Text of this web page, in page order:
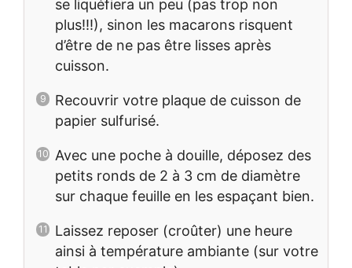
se liquéfiera un peu (pas trop non
plus!!!), sinon les macarons risquent
d’être de ne pas être lisses après
cuisson.
Recouvrir votre plaque de cuisson de
papier sulfurisé.
Avec une poche à douille, déposez des
petits ronds de 2 à 3 cm de diamètre
sur chaque feuille en les espaçant bien.
Laissez reposer (croûter) une heure
ainsi à température ambiante (sur votre